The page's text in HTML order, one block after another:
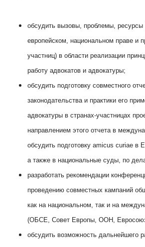
обсудить вызовы, проблемы,
европейском, национальном праве и
участниц) в области реализации
работу адвокатов и адвокатуры;
обсудить подготовку совместного
законодательства и практики его
адвокатуры в странах-участницах
направлением этого отчета в
обсудить подготовку amicus curiae
а также в национальные суды, по
разработать рекомендации
проведению совместных кампаний
как на национальном, так и на
(ОБСЕ, Совет Европы, ООН,
обсудить возможность дальнейшего